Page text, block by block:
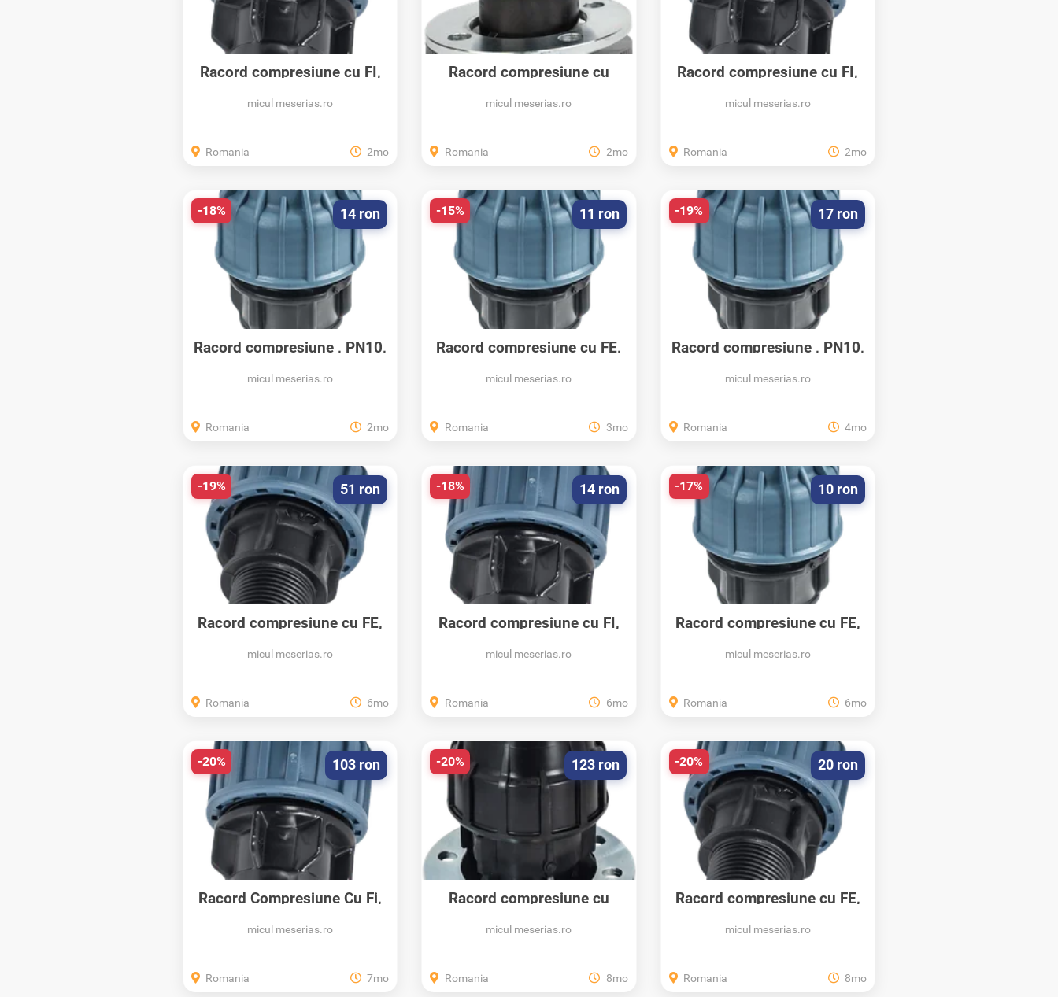
Racord compresiune cu FI,
micul meserias.ro
Romania 2mo
Racord compresiune cu
micul meserias.ro
Romania 2mo
Racord compresiune cu FI,
micul meserias.ro
Romania 2mo
Racord compresiune , PN10,
micul meserias.ro
14 ron
-18%
Romania 2mo
Racord compresiune cu FE,
micul meserias.ro
11 ron
-15%
Romania 3mo
Racord compresiune , PN10,
micul meserias.ro
17 ron
-19%
Romania 4mo
Racord compresiune cu FE,
micul meserias.ro
51 ron
-19%
Romania 6mo
Racord compresiune cu FI,
micul meserias.ro
14 ron
-18%
Romania 6mo
Racord compresiune cu FE,
micul meserias.ro
10 ron
-17%
Romania 6mo
Racord Compresiune Cu Fi,
micul meserias.ro
103 ron
-20%
Romania 7mo
Racord compresiune cu
micul meserias.ro
123 ron
-20%
Romania 8mo
Racord compresiune cu FE,
micul meserias.ro
20 ron
-20%
Romania 8mo